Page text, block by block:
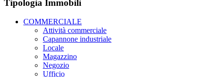
Tipologia Immobili
COMMERCIALE
Attività commerciale
Capannone industriale
Locale
Magazzino
Negozio
Ufficio